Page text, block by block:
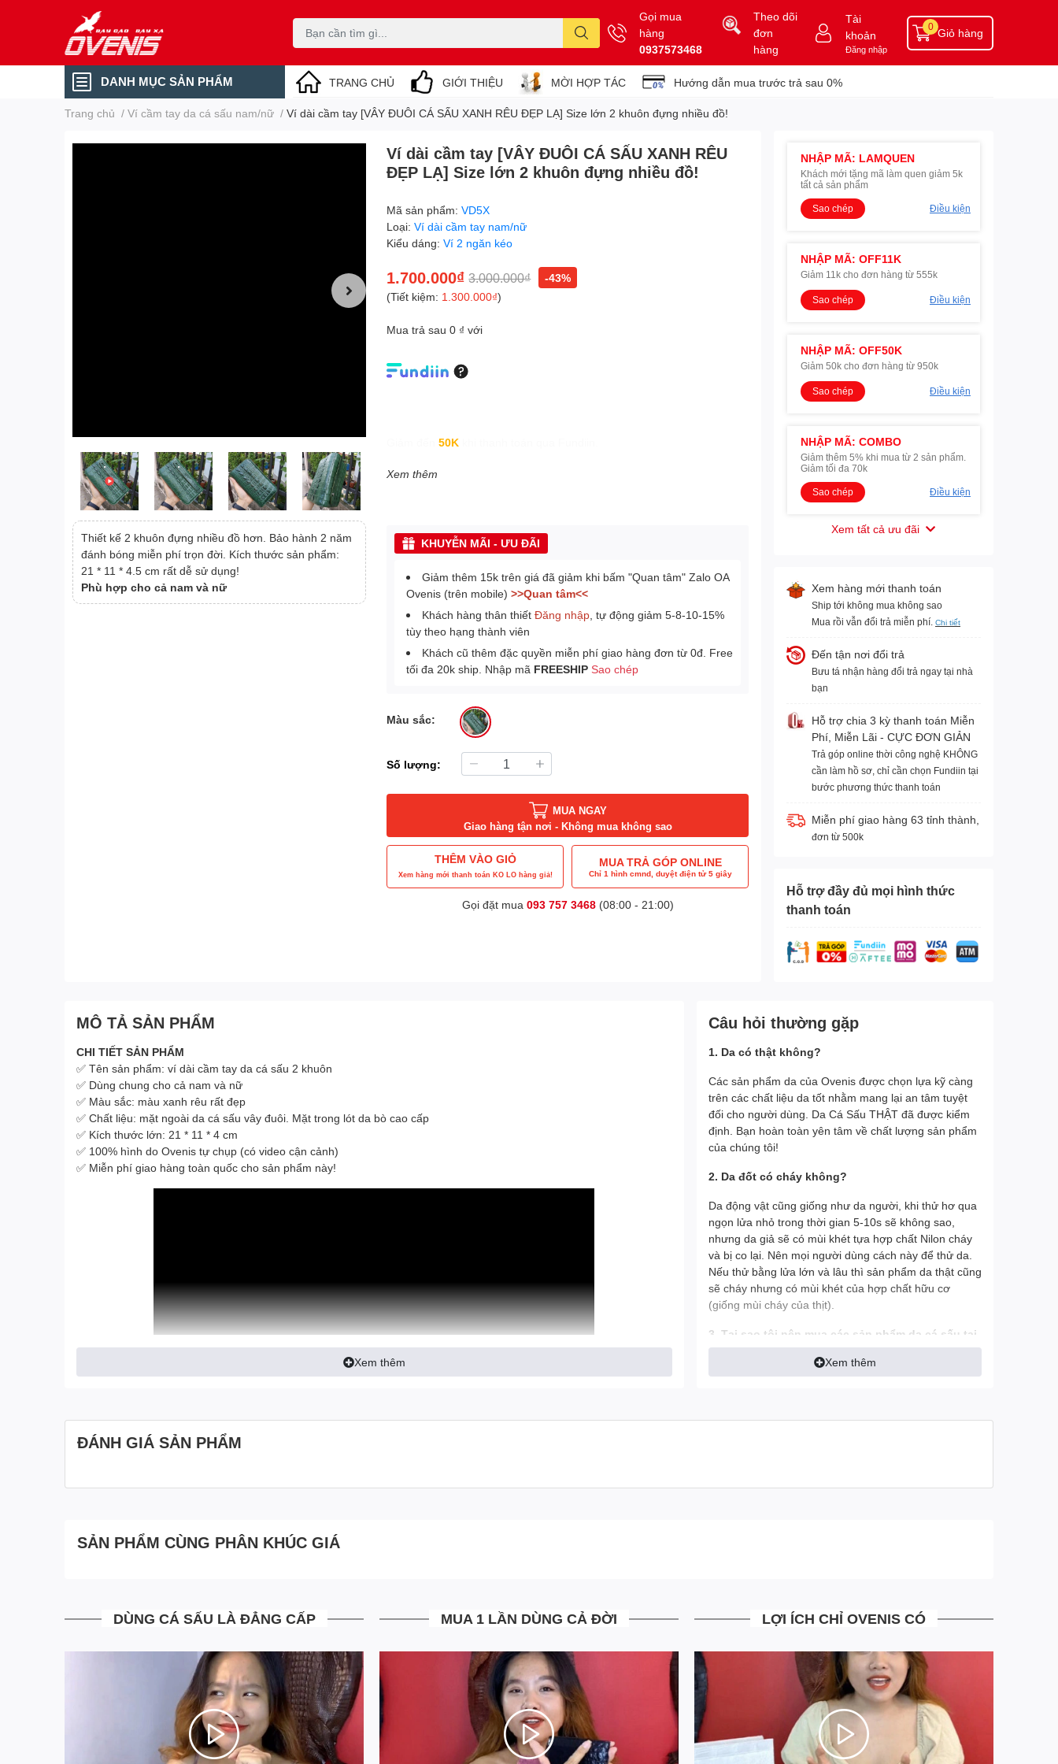
Gọi mua
hàng
0937573468
Theo dõi
đơn
hàng
Tài
khoản
Đăng nhập
Giỏ hàng
0
DANH MỤC SẢN PHẨM TRANG CHỦ GIỚI THIỆU MỜI HỢP TÁC Hướng dẫn mua trước trả sau 0%
Trang chủ / Ví cầm tay da cá sấu nam/nữ / Ví dài cầm tay [VÂY ĐUÔI CÁ SẤU XANH RÊU ĐẸP LẠ] Size lớn 2 khuôn đựng nhiều đồ!
Thiết kế 2 khuôn đựng nhiều đồ hơn. Bảo hành 2 năm
đánh bóng miễn phí trọn đời. Kích thước sản phẩm:
21 * 11 * 4.5 cm rất dễ sử dụng!
Phù hợp cho cả nam và nữ
Ví dài cầm tay [VÂY ĐUÔI CÁ SẤU XANH RÊU
ĐẸP LẠ] Size lớn 2 khuôn đựng nhiều đồ!
Mã sản phẩm:VD5X
Loại:Ví dài cầm tay nam/nữ
Kiểu dáng:Ví 2 ngăn kéo
1.700.000₫ 3.000.000₫
-43%
(Tiết kiệm: 1.300.000₫)
Mua trả sau 0 ₫ với
50K
Xem thêm
KHUYỄN MÃI - ƯU ĐÃI
Giảm thêm 15k trên giá đã giảm khi bấm "Quan tâm" Zalo OA
Ovenis (trên mobile) >>Quan tâm<<
Khách hàng thân thiếtĐăng nhập , tự động giảm 5-8-10-15%
tùy theo hạng thành viên
Khách cũ thêm đặc quyền miễn phí giao hàng đơn từ 0đ. Free
tối đa 20k ship. Nhập mã FREESHIP Sao chép
Màu sắc:
Số lượng:
MUA NGAY
Giao hàng tận nơi - Không mua không sao
THÊM VÀO GIỎ
Xem hàng mới thanh toán KO LO hàng giả!
MUA TRẢ GÓP ONLINE
Chỉ 1 hình cmnd, duyệt điện tử 5 giây
Gọi đặt mua 093 757 3468(08:00 - 21:00)
NHẬP MÃ: LAMQUEN
Khách mới tặng mã làm quen giảm 5k
tất cả sản phẩm
Sao chép
Điều kiện
NHẬP MÃ: OFF11K
Giảm 11k cho đơn hàng từ 555k
Sao chép Điều kiện
NHẬP MÃ: OFF50K
Giảm 50k cho đơn hàng từ 950k
Sao chép Điều kiện
NHẬP MÃ: COMBO
Giảm thêm 5% khi mua từ 2 sản phẩm.
Giảm tối đa 70k
Sao chép
Điều kiện
Xem tất cả ưu đãi
Xem hàng mới thanh toán
Ship tới không mua không sao
Mua rồi vẫn đổi trả miễn phí. Chi tiết
Đến tận nơi đổi trả
Bưu tá nhận hàng đổi trả ngay tại nhà
bạn
Hỗ trợ chia 3 kỳ thanh toán Miễn
Phí, Miễn Lãi - CỰC ĐƠN GIẢN
Trả góp online thời công nghệ KHÔNG
cần làm hồ sơ, chỉ cần chọn Fundiin tại
bước phương thức thanh toán
Miễn phí giao hàng 63 tỉnh thành,
đơn từ 500k
Hỗ trợ đầy đủ mọi hình thức
thanh toán
MÔ TẢ SẢN PHẨM
CHI TIẾT SẢN PHẨM
✅ Tên sản phẩm: ví dài cầm tay da cá sấu 2 khuôn
✅ Dùng chung cho cả nam và nữ
✅ Màu sắc: màu xanh rêu rất đẹp
✅ Chất liệu: mặt ngoài da cá sấu vây đuôi. Mặt trong lót da bò cao cấp
✅ Kích thước lớn: 21 * 11 * 4 cm
✅ 100% hình do Ovenis tự chụp (có video cận cảnh)
✅ Miễn phí giao hàng toàn quốc cho sản phẩm này!
Xem thêm
Câu hỏi thường gặp
1. Da có thật không?
Các sản phẩm da của Ovenis được chọn lựa kỹ càng
trên các chất liệu da tốt nhằm mang lại an tâm tuyệt
đối cho người dùng. Da Cá Sấu THẬT đã được kiểm
định. Bạn hoàn toàn yên tâm về chất lượng sản phẩm
của chúng tôi!
2. Da đốt có cháy không?
Da động vật cũng giống như da người, khi thử hơ qua
ngọn lửa nhỏ trong thời gian 5-10s sẽ không sao,
nhưng da giả sẽ có mùi khét tựa hợp chất Nilon cháy
và bị co lại. Nên mọi người dùng cách này để thử da.
Nếu thử bằng lửa lớn và lâu thì sản phẩm da thật cũng
sẽ cháy nhưng có mùi khét của hợp chất hữu cơ
(giống mùi cháy của thịt).
3. Tại sao tôi nên mua các sản phẩm da cá sấu tại
Ovenis thay vì mua ở đơn vị khác?
- Tất cả hình ảnh đều được Ovenis chụp thật trên tay
tới cho khách hàng những sản phẩm có Chất Lượng
Cao với mức giá Siêu Mềm
- Là đơn vị đi đầu trong việc áp dụng công nghệ trả
góp 4.0 MIỄN MỌI LOẠI PHÍ. Chia 3 kỳ thanh toán
siêu đơn giản ngay trên website, khác hoàn toàn với
trả góp truyền thống qua các công ty tài chính hiện tại.
Ngồi tại nhà chỉ với một hình cmnd duyệt điện tử 5S có
ngay sản phẩm đồ da cá sấu cao cấp chính hãng.
Xem thêm
ĐÁNH GIÁ SẢN PHẨM
SẢN PHẨM CÙNG PHÂN KHÚC GIÁ
DÙNG CÁ SẤU LÀ ĐẲNG CẤP MUA 1 LẦN DÙNG CẢ ĐỜI LỢI ÍCH CHỈ OVENIS CÓ